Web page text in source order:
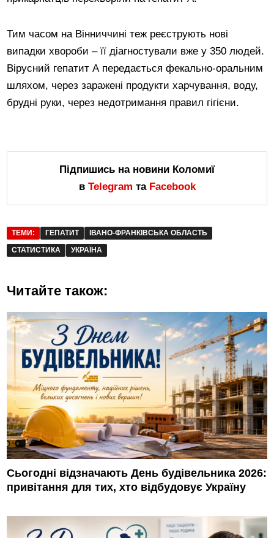
Тим часом на Вінниччині теж реєструють нові
випадки хвороби – її діагностували вже у 350 людей.
Вірусний гепатит А передається фекально-оральним
шляхом, через заражені продукти харчування, воду,
брудні руки, через недотримання правил гігієни.
Підпишись на новини Коломиї
в Telegram та Facebook
ТЕМИ: ГЕПАТИТ
ІВАНО-ФРАНКІВСЬКА ОБЛАСТЬ
СТАТИСТИКА
УКРАЇНА
Читайте також:
Сьогодні відзначають День будівельника 2026:
привітання для тих, хто відбудовує Україну